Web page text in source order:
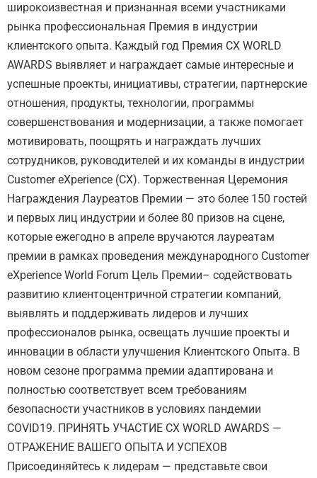
широкоизвестная и признанная всеми участниками
рынка профессиональная Премия в индустрии
клиентского опыта. Каждый год Премия СХ WORLD
AWARDS выявляет и награждает самые интересные и
успешные проекты, инициативы, стратегии, партнерские
отношения, продукты, технологии, программы
совершенствования и модернизации, а также помогает
мотивировать, поощрять и награждать лучших
сотрудников, руководителей и их команды в индустрии
Сustomer eХperience (СХ). Торжественная Церемония
Награждения Лауреатов Премии — это более 150 гостей
и первых лиц индустрии и более 80 призов на сцене,
которые ежегодно в апреле вручаются лауреатам
премии в рамках проведения международного Сustomer
eХperience World Forum Цель Премии– содействовать
развитию клиентоцентричной стратегии компаний,
выявлять и поддерживать лидеров и лучших
профессионалов рынка, освещать лучшие проекты и
инновации в области улучшения Клиентского Опыта. В
новом сезоне программа премии адаптирована и
полностью соответствует всем требованиям
безопасности участников в условиях пандемии
COVID19. ПРИНЯТЬ УЧАСТИЕ CX WORLD AWARDS —
ОТРАЖЕНИЕ ВАШЕГО ОПЫТА И УСПЕХОВ
Присоединяйтесь к лидерам — представьте свои